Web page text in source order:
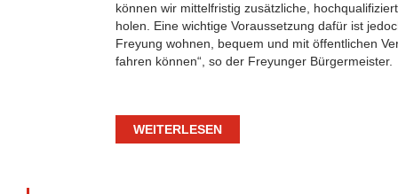
können wir mittelfristig zusätzliche,
holen. Eine wichtige Voraussetzung dafür ist
Freyung wohnen, bequem und mit öffentlichen
fahren können“, so der Freyunger Bürgermeister.
WEITERLESEN